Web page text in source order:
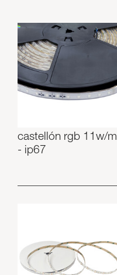
castellón rgb 11w/m
- ip67